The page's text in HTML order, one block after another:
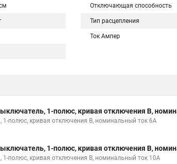
Отключающая способность
Тип расцепления
Ток Ампер
1-полюс, кривая отключения B,
полюс, кривая отключения B, номинальный ток 6А
1-полюс, кривая отключения B,
полюс, кривая отключения B, номинальный ток 10А